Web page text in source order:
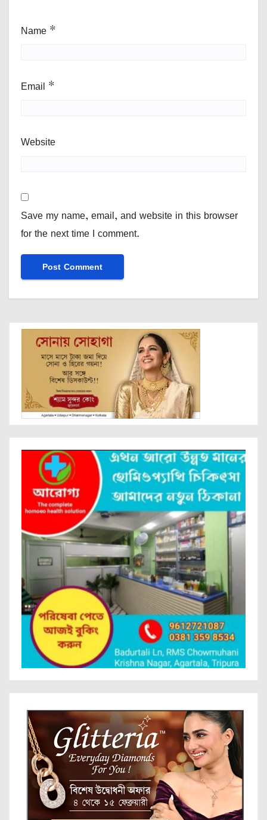
Name *
Email *
Website
Save my name, email, and website in this browser
for the next time I comment.